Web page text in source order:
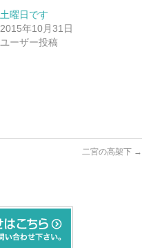
土曜日です
2015年10月31日
ユーザー投稿
二宮の高架下 →